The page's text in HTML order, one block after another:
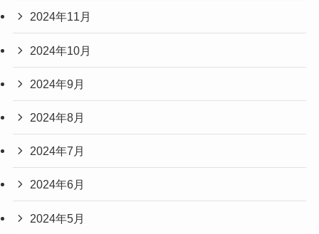
2024年11月
2024年10月
2024年9月
2024年8月
2024年7月
2024年6月
2024年5月